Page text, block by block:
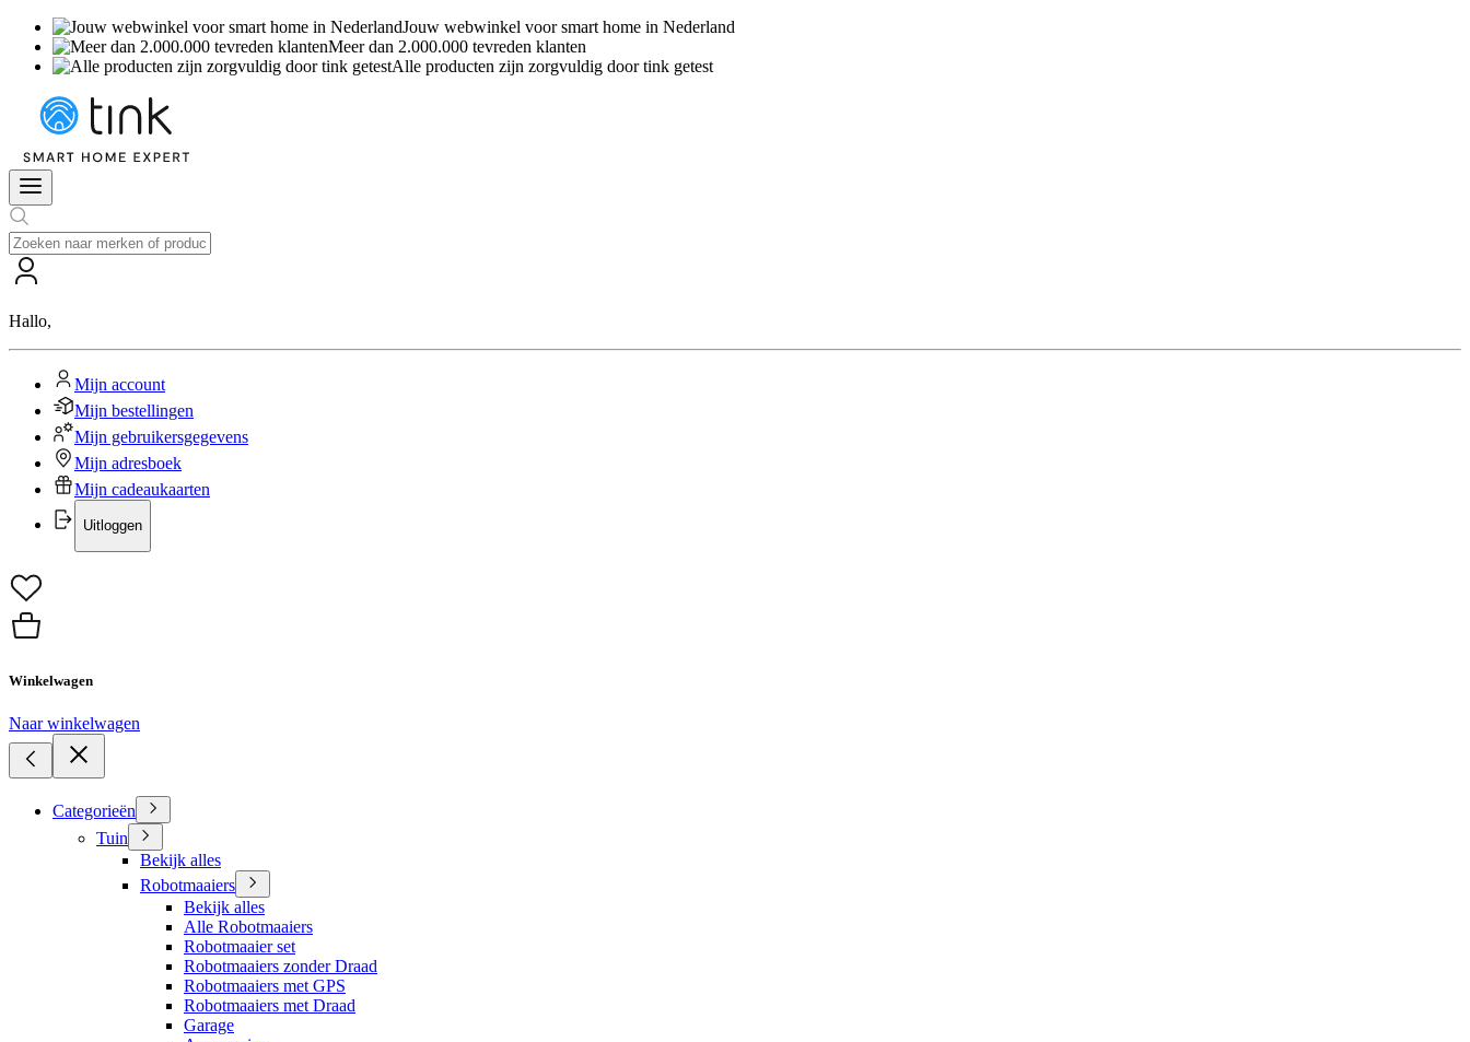
Jouw webwinkel voor smart home in Nederland
Meer dan 2.000.000 tevreden klanten
Alle producten zijn zorgvuldig door tink getest
Hallo,
Mijn account
Mijn bestellingen
Mijn gebruikersgegevens
Mijn adresboek
Mijn cadeaukaarten
Uitloggen
Winkelwagen
Naar winkelwagen
Categorieën
Tuin
Bekijk alles
Robotmaaiers
Bekijk alles
Alle Robotmaaiers
Robotmaaier set
Robotmaaiers zonder Draad
Robotmaaiers met GPS
Robotmaaiers met Draad
Garage